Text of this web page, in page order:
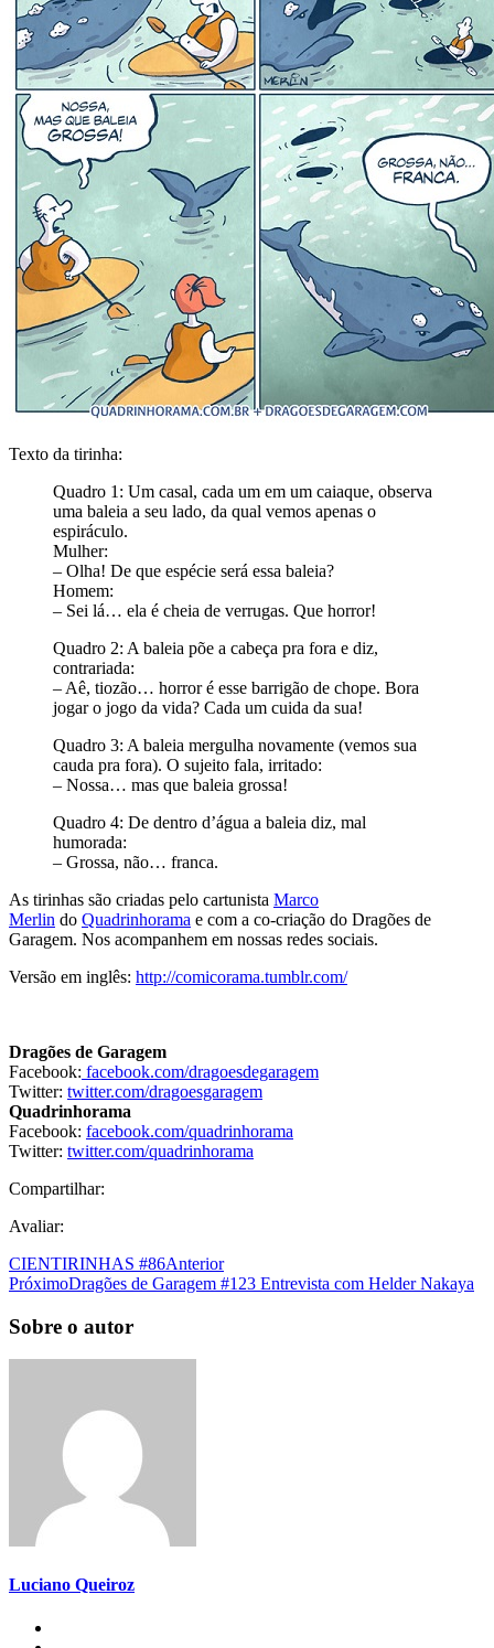
Texto da tirinha:
Quadro 1: Um casal, cada um em um caiaque, observa
uma baleia a seu lado, da qual vemos apenas o
espiráculo.
Mulher:
– Olha! De que espécie será essa baleia?
Homem:
– Sei lá… ela é cheia de verrugas. Que horror!
Quadro 2: A baleia põe a cabeça pra fora e diz,
contrariada:
– Aê, tiozão… horror é esse barrigão de chope. Bora
jogar o jogo da vida? Cada um cuida da sua!
Quadro 3: A baleia mergulha novamente (vemos sua
cauda pra fora). O sujeito fala, irritado:
– Nossa… mas que baleia grossa!
Quadro 4: De dentro d’água a baleia diz, mal
humorada:
– Grossa, não… franca.
As tirinhas são criadas pelo cartunista Marco
Merlin do Quadrinhorama e com a co-criação do Dragões de
Garagem. Nos acompanhem em nossas redes sociais.
Versão em inglês: http://comicorama.tumblr.com/
Dragões de Garagem
Facebook: facebook.com/dragoesdegaragem
Twitter: twitter.com/dragoesgaragem
Quadrinhorama
Facebook: facebook.com/quadrinhorama
Twitter: twitter.com/quadrinhorama
Compartilhar:
Avaliar:
CIENTIRINHAS #86Anterior
PróximoDragões de Garagem #123 Entrevista com Helder Nakaya
Sobre o autor
Luciano Queiroz